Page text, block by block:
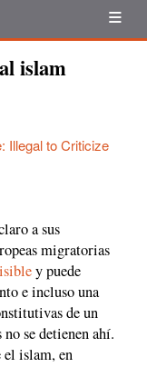
islam
Illegal to Criticize
a sus
migratorias
y puede
e incluso una
de un
se detienen ahí.
el islam, en